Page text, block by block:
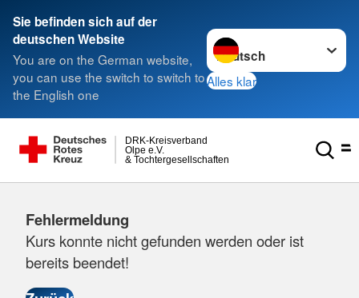
Sie befinden sich auf der
deutschen Website
You are on the German website,
you can use the switch to switch to
the English one
Sprache wechseln zu
Alles klar
& Tochtergesellschaften
Olpe e.V.
DRK-Kreisverband
Fehlermeldung
Kurs konnte nicht gefunden werden oder ist
bereits beendet!